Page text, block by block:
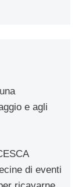
e agli
di eventi